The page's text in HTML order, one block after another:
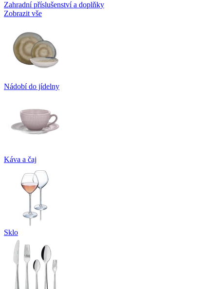
Zahradní příslušenství a doplňky
Zobrazit vše
Nádobí do jídelny
Káva a čaj
Sklo